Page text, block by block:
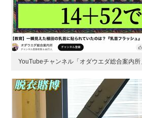
YouTubeチャンネル「オダウエダ総合案内所